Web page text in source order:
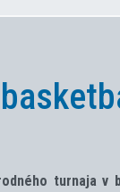
turnaja v